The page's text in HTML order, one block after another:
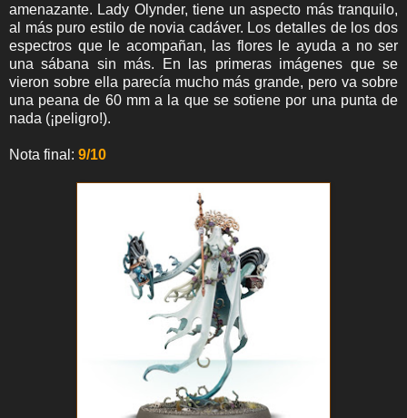
amenazante. Lady Olynder, tiene un aspecto más tranquilo,
al más puro estilo de novia cadáver. Los detalles de los dos
espectros que le acompañan, las flores le ayuda a no ser
una sábana sin más. En las primeras imágenes que se
vieron sobre ella parecía mucho más grande, pero va sobre
una peana de 60 mm a la que se sotiene por una punta de
nada (¡peligro!).
Nota final: 9/10